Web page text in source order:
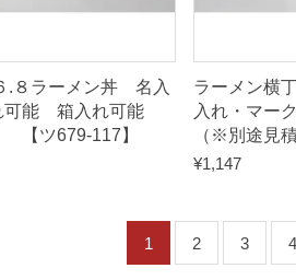
.８ラーメン丼 名入
可能 箱入れ可能
【ツ679-117】
ラーメン横
入れ・マー
（※別途見
¥1,147
1 2 3 4